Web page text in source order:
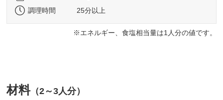
調理時間
25分以上
エネルギー、食塩相当量は1人分の値です。
材料（2～3人分）